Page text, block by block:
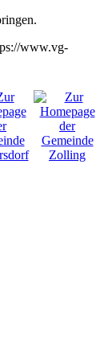
www.vg-